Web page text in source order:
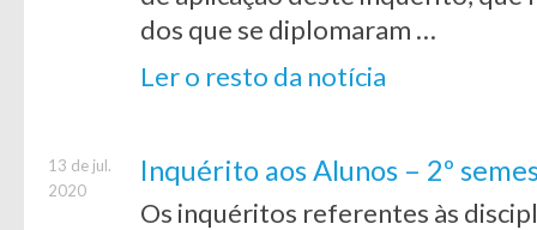
dos que se diplomaram …
Ler o resto da notícia
13 de jul.
2020
Inquérito aos Alunos – 2º
Os inquéritos referentes às